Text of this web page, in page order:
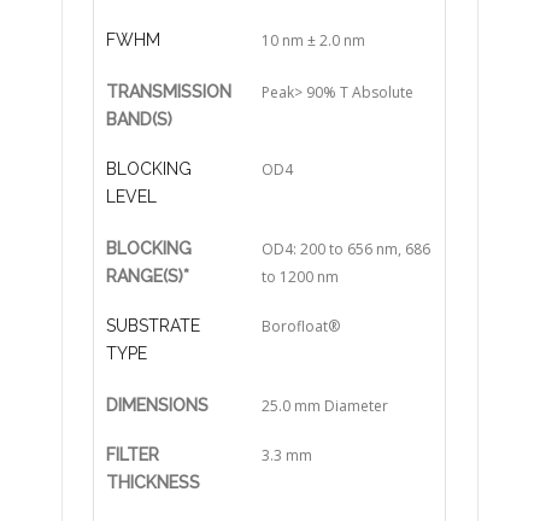
FWHM 10 nm ± 2.0 nm
TRANSMISSION
BAND(S)
Peak> 90% T Absolute
BLOCKING
LEVEL
OD4
BLOCKING
RANGE(S)*
OD4: 200 to 656 nm, 686
to 1200 nm
SUBSTRATE
TYPE
Borofloat®
DIMENSIONS 25.0 mm Diameter
FILTER
THICKNESS
3.3 mm